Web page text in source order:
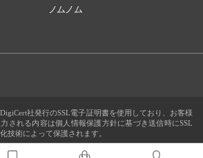
ノムノム
社発行のSSL電子証明書を使用しており、お客様
される内容は個人情報保護方針に基づき送信時にSSL
技術によって保護されます。